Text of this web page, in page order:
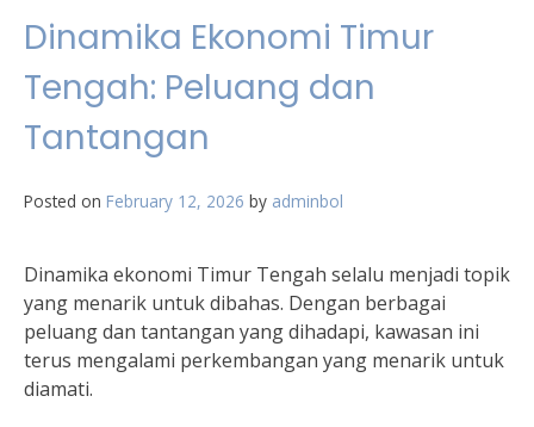
Dinamika Ekonomi Timur
Tengah: Peluang dan
Tantangan
Posted on February 12, 2026 by adminbol
Dinamika ekonomi Timur Tengah selalu menjadi topik
yang menarik untuk dibahas. Dengan berbagai
peluang dan tantangan yang dihadapi, kawasan ini
terus mengalami perkembangan yang menarik untuk
diamati.